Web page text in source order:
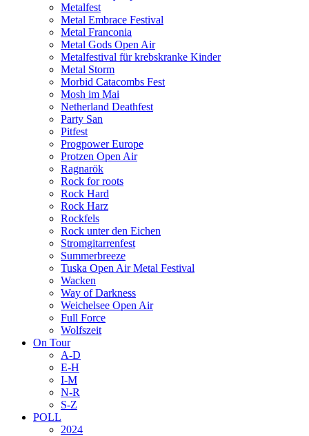
Metalfest
Metal Embrace Festival
Metal Franconia
Metal Gods Open Air
Metalfestival für krebskranke Kinder
Metal Storm
Morbid Catacombs Fest
Mosh im Mai
Netherland Deathfest
Party San
Pitfest
Progpower Europe
Protzen Open Air
Ragnarök
Rock for roots
Rock Hard
Rock Harz
Rockfels
Rock unter den Eichen
Stromgitarrenfest
Summerbreeze
Tuska Open Air Metal Festival
Wacken
Way of Darkness
Weichelsee Open Air
Full Force
Wolfszeit
On Tour
A-D
E-H
I-M
N-R
S-Z
POLL
2024